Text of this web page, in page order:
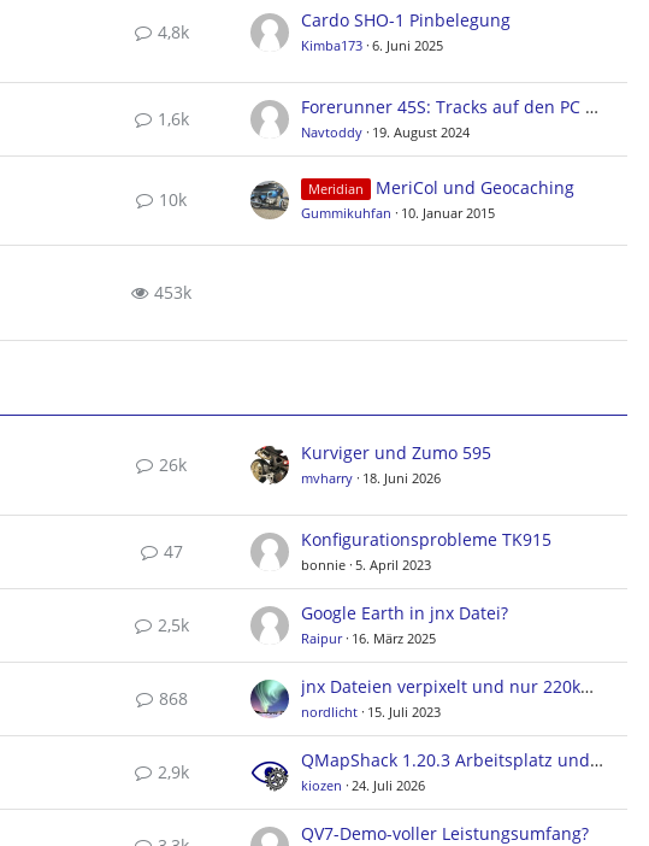
4,8k
Cardo SHO-1 Pinbelegung
Kimba173 6. Juni 2025
1,6k
Forerunner 45S: Tracks auf den PC ziehen
Navtoddy 19. August 2024
10k Meridian MeriCol und Geocaching
Gummikuhfan 10. Januar 2015
453k
26k
Kurviger und Zumo 595
mvharry 18. Juni 2026
47
Konfigurationsprobleme TK915
bonnie 5. April 2023
2,5k
Google Earth in jnx Datei?
Raipur 16. März 2025
868
jnx Dateien verpixelt und nur 220kb groß
nordlicht 15. Juli 2023
2,9k
QMapShack 1.20.3 Arbeitsplatz und Datenbank
kiozen 24. Juli 2026
QV7-Demo-voller Leistungsumfang?